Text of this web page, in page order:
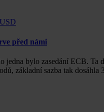
USD
před námi
jedna bylo zasedání ECB. Ta
základní sazba tak dosáhla